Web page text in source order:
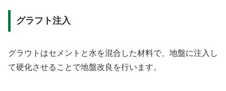
グラフト注入
グラウトはセメントと水を混合した材料で、地盤に注入し
て硬化させることで地盤改良を行います。